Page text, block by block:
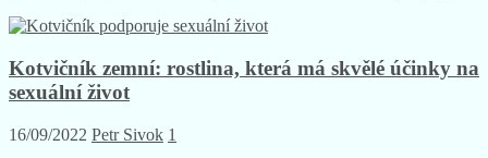
Kotvičník zemní: rostlina, která má skvělé účinky na
sexuální život
16/09/2022 Petr Sivok 1